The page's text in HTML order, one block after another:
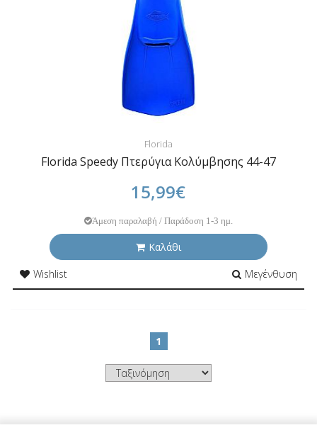
Florida
Florida Speedy Πτερύγια Κολύμβησης 44-47
15,99€
Άμεση παραλαβή / Παράδοση 1-3 ημ.
Καλάθι
Wishlist
Μεγένθυση
1